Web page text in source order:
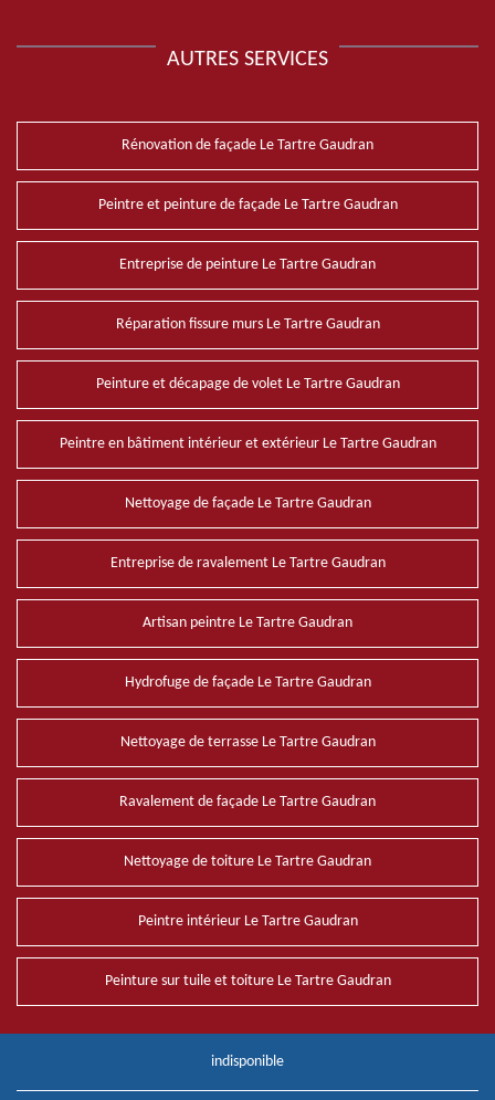
AUTRES SERVICES
Rénovation de façade Le Tartre Gaudran
Peintre et peinture de façade Le Tartre Gaudran
Entreprise de peinture Le Tartre Gaudran
Réparation fissure murs Le Tartre Gaudran
Peinture et décapage de volet Le Tartre Gaudran
Peintre en bâtiment intérieur et extérieur Le Tartre Gaudran
Nettoyage de façade Le Tartre Gaudran
Entreprise de ravalement Le Tartre Gaudran
Artisan peintre Le Tartre Gaudran
Hydrofuge de façade Le Tartre Gaudran
Nettoyage de terrasse Le Tartre Gaudran
Ravalement de façade Le Tartre Gaudran
Nettoyage de toiture Le Tartre Gaudran
Peintre intérieur Le Tartre Gaudran
Peinture sur tuile et toiture Le Tartre Gaudran
indisponible